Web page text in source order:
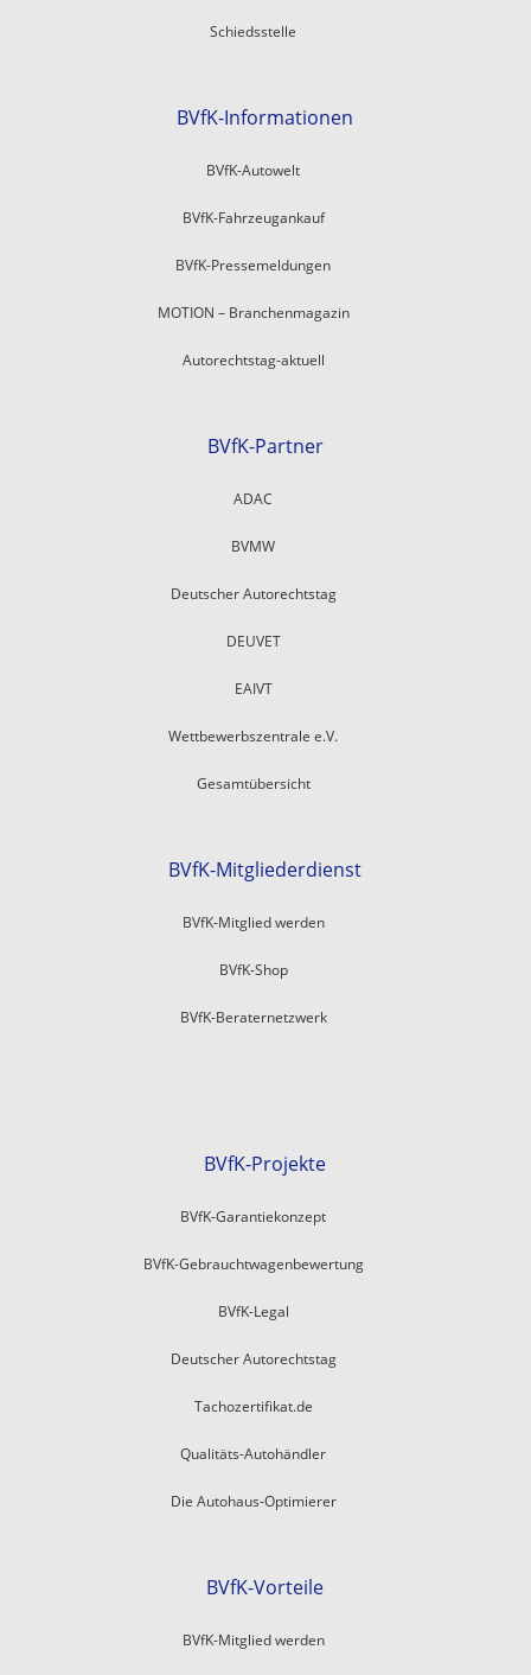
Schiedsstelle
BVfK-Informationen
BVfK-Autowelt
BVfK-Fahrzeugankauf
BVfK-Pressemeldungen
MOTION – Branchenmagazin
Autorechtstag-aktuell
BVfK-Partner
ADAC
BVMW
Deutscher Autorechtstag
DEUVET
EAIVT
Wettbewerbszentrale e.V.
Gesamtübersicht
BVfK-Mitgliederdienst
BVfK-Mitglied werden
BVfK-Shop
BVfK-Beraternetzwerk
BVfK-Projekte
BVfK-Garantiekonzept
BVfK-Gebrauchtwagenbewertung
BVfK-Legal
Deutscher Autorechtstag
Tachozertifikat.de
Qualitäts-Autohändler
Die Autohaus-Optimierer
BVfK-Vorteile
BVfK-Mitglied werden